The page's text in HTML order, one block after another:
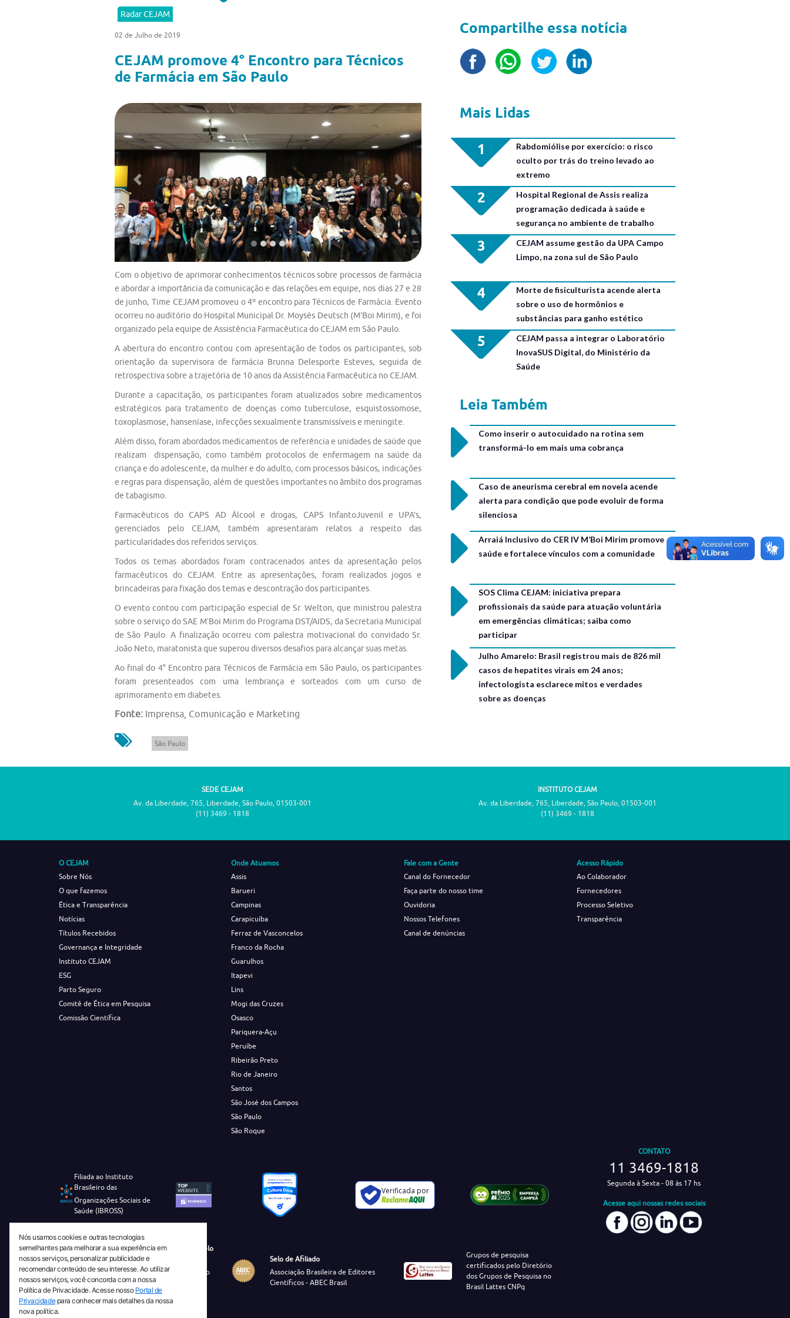
Radar CEJAM
02 de Julho de 2019
CEJAM promove 4° Encontro para Técnicos
de Farmácia em São Paulo
Previous Next
Com o objetivo de aprimorar conhecimentos técnicos sobre processos de farmácia
e abordar a importância da comunicação e das relações em equipe, nos dias 27 e 28
de junho, Time CEJAM promoveu o 4º encontro para Técnicos de Farmácia. Evento
ocorreu no auditório do Hospital Municipal Dr. Moysés Deutsch (M’Boi Mirim), e foi
organizado pela equipe de Assistência Farmacêutica do CEJAM em São Paulo.
A abertura do encontro contou com apresentação de todos os participantes, sob
orientação da supervisora de farmácia Brunna Delesporte Esteves, seguida de
retrospectiva sobre a trajetória de 10 anos da Assistência Farmacêutica no CEJAM.
Durante a capacitação, os participantes foram atualizados sobre medicamentos
estratégicos para tratamento de doenças como tuberculose, esquistossomose,
toxoplasmose, hanseníase, infecções sexualmente transmissíveis e meningite.
Além disso, foram abordados medicamentos de referência e unidades de saúde que
realizam dispensação, como também protocolos de enfermagem na saúde da
criança e do adolescente, da mulher e do adulto, com processos básicos, indicações
e regras para dispensação, além de questões importantes no âmbito dos programas
de tabagismo.
Farmacêuticos do CAPS AD Álcool e drogas, CAPS InfantoJuvenil e UPA’s,
gerenciados pelo CEJAM, também apresentaram relatos a respeito das
particularidades dos referidos serviços.
Todos os temas abordados foram contracenados antes da apresentação pelos
farmacêuticos do CEJAM. Entre as apresentações, foram realizados jogos e
brincadeiras para fixação dos temas e descontração dos participantes.
O evento contou com participação especial de Sr. Welton, que ministrou palestra
sobre o serviço do SAE M’Boi Mirim do Programa DST/AIDS, da Secretaria Municipal
de São Paulo. A finalização ocorreu com palestra motivacional do convidado Sr.
João Neto, maratonista que superou diversos desafios para alcançar suas metas.
Ao final do 4° Encontro para Técnicos de Farmácia em São Paulo, os participantes
foram presenteados com uma lembrança e sorteados com um curso de
aprimoramento em diabetes.
Fonte: Imprensa, Comunicação e Marketing
São Paulo
Compartilhe essa notícia
Mais Lidas
1
Rabdomiólise por exercício: o risco
oculto por trás do treino levado ao
extremo
2
Hospital Regional de Assis realiza
programação dedicada à saúde e
segurança no ambiente de trabalho
3
CEJAM assume gestão da UPA Campo
Limpo, na zona sul de São Paulo
4
Morte de fisiculturista acende alerta
sobre o uso de hormônios e
substâncias para ganho estético
5
CEJAM passa a integrar o Laboratório
InovaSUS Digital, do Ministério da
Saúde
Leia Também
Como inserir o autocuidado na rotina sem
transformá-lo em mais uma cobrança
Caso de aneurisma cerebral em novela acende
alerta para condição que pode evoluir de forma
silenciosa
Arraiá Inclusivo do CER IV M’Boi Mirim promove
saúde e fortalece vínculos com a comunidade
SOS Clima CEJAM: iniciativa prepara
profissionais da saúde para atuação voluntária
em emergências climáticas; saiba como
participar
Julho Amarelo: Brasil registrou mais de 826 mil
casos de hepatites virais em 24 anos;
infectologista esclarece mitos e verdades
sobre as doenças
SEDE CEJAM
Av. da Liberdade, 765, Liberdade, São Paulo, 01503-001
(11) 3469 - 1818
INSTITUTO CEJAM
Av. da Liberdade, 765, Liberdade, São Paulo, 01503-001
(11) 3469 - 1818
O CEJAM
Sobre Nós
O que fazemos
Ética e Transparência
Notícias
Títulos Recebidos
Governança e Integridade
Instituto CEJAM
ESG
Parto Seguro
Comitê de Ética em Pesquisa
Comissão Científica
Onde Atuamos
Assis
Barueri
Campinas
Carapicuíba
Ferraz de Vasconcelos
Franco da Rocha
Guarulhos
Itapevi
Lins
Mogi das Cruzes
Osasco
Pariquera-Açu
Peruíbe
Ribeirão Preto
Rio de Janeiro
Santos
São José dos Campos
São Paulo
São Roque
Fale com a Gente
Canal do Fornecedor
Faça parte do nosso time
Ouvidoria
Nossos Telefones
Canal de denúncias
Acesso Rápido
Ao Colaborador
Fornecedores
Processo Seletivo
Transparência
Filiada ao Instituto
Brasileiro das
Organizações Sociais de
Saúde (IBROSS)
Verificada por
CONTATO
11 3469-1818
Segunda à Sexta - 08 às 17 hs
Acesse aqui nossas redes sociais
Revista Tecnico-Cientifica CEJAM Selo
Diamante de Ciência Aberta
Diretório Migulim Instituto Brasileiro
de Informação em Ciência e
Tecnologia - IBICT
Selo de Afiliado
Associação Brasileira de Editores
Científicos - ABEC Brasil
Grupos de pesquisa
certificados pelo Diretório
dos Grupos de Pesquisa no
Brasil Lattes CNPq
Nós usamos cookies e outras tecnologias
semelhantes para melhorar a sua experiência em
nossos serviços, personalizar publicidade e
recomendar conteúdo de seu interesse. Ao utilizar
nossos serviços, você concorda com a nossa
Política de Privacidade. Acesse nosso Portal de
Privacidadepara conhecer mais detalhes da nossa
nova política.